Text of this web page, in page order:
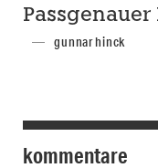
gunnar hinck
kommentare